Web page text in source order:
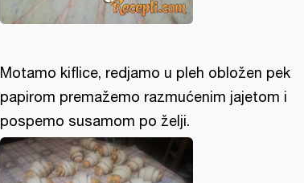
Motamo kiflice, redjamo u pleh obložen pek
papirom premažemo razmućenim jajetom i
pospemo susamom po želji.